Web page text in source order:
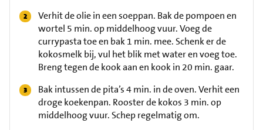
Verhit de olie in een soeppan. Bak de pompoen en
wortel 5 min. op middelhoog vuur. Voeg de
currypasta toe en bak 1 min. mee. Schenk er de
kokosmelk bij, vul het blik met water en voeg toe.
Breng tegen de kook aan en kook in 20 min. gaar.
Bak intussen de pita’s 4 min. in de oven. Verhit een
droge koekenpan. Rooster de kokos 3 min. op
middelhoog vuur. Schep regelmatig om.